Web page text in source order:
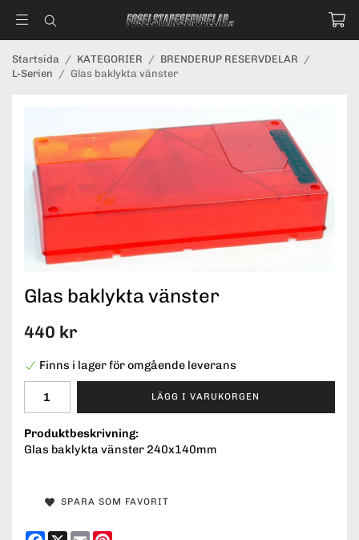
Startsida / KATEGORIER / BRENDERUP RESERVDELAR /
L-Serien / Glas baklykta vänster
Glas baklykta vänster
440 kr
Finns i lager för omgående leverans
LÄGG I VARUKORGEN
Produktbeskrivning:
Glas baklykta vänster 240x140mm
SPARA SOM FAVORIT